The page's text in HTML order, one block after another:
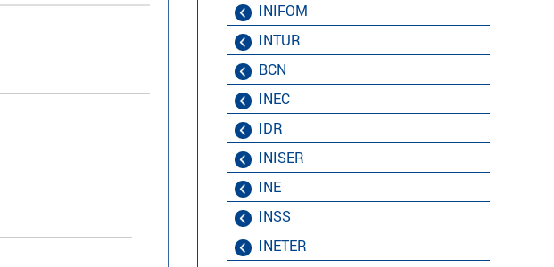
INIFOM
INTUR
BCN
INEC
IDR
INISER
INE
INSS
INETER